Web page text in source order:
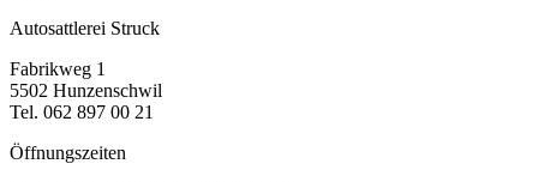
Autosattlerei Struck
Fabrikweg 1
5502 Hunzenschwil
Tel. 062 897 00 21
Öffnungszeiten